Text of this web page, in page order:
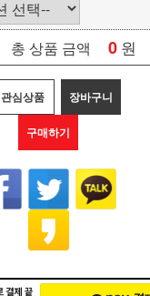
총 상품 금액 0 원
관심상품 장바구니
구매하기